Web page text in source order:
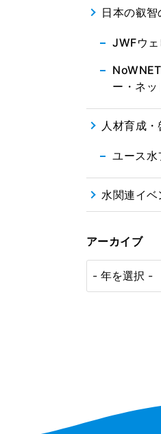
日本の叡
JWFウ
ー・ネッ
人材育成・
ユース水
水関連イベ
アーカイブ